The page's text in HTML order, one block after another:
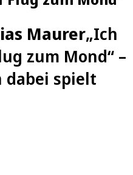
Maurer„Ich
zum Mond“ –
dabei spielt